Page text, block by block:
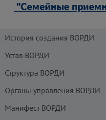
"Семейные
История создания ВОРДИ
Устав ВОРДИ
Структура ВОРДИ
Органы управления ВОРДИ
Манифест ВОРДИ